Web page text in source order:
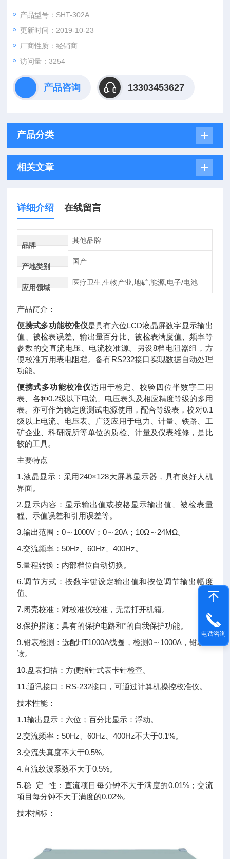
产品型号：SHT-302A
更新时间：2019-10-23
厂商性质：经销商
访问量：3254
产品咨询 13303453627
产品分类
相关文章
详细介绍 在线留言
品牌
其他品牌
产地类别
国产
应用领域
医疗卫生,生物产业,地矿,能源,电子/电池
产品简介：
便携式多功能校准仪是具有六位LCD液晶屏数字显示输出
值、被检表误差、输出量百分比、被检表满度值、频率等
参数的交直流电压、电流校准源。另设8档电阻器组，方
便校准万用表电阻档。备有RS232接口实现数据自动处理
功能。
便携式多功能校准仪适用于检定、校验四位半数字三用
表、各种0.2级以下电流、电压表头及相应精度等级的多用
表。亦可作为稳定度测试电源使用，配合等级表，校对0.1
级以上电流、电压表。广泛应用于电力、计量、铁路、工
矿企业、科研院所等单位的质检、计量及仪表维修，是比
较的工具。
主要特点
1.液晶显示：采用240×128大屏幕显示器，具有良好人机
界面。
2.显示内容：显示输出值或按格显示输出值、被检表量
程、示值误差和引用误差等。
3.输出范围：0～1000V；0～20A；10Ω～24MΩ。
4.交流频率：50Hz、60Hz、400Hz。
5.量程转换：内部档位自动切换。
6.调节方式：按数字键设定输出值和按位调节输出幅度
值。
7.闭壳校准：对校准仪校准，无需打开机箱。
8.保护措施：具有的保护电路和*的自我保护功能。
9.钳表检测：选配HT1000A线圈，检测0～1000A，钳表直
读。
10.盘表扫描：方便指针式表卡针检查。
11.通讯接口：RS-232接口，可通过计算机操控校准仪。
技术性能：
1.1输出显示：六位；百分比显示：浮动。
2.交流频率：50Hz、60Hz、400Hz不大于0.1%。
3.交流失真度不大于0.5%。
4.直流纹波系数不大于0.5%。
5.稳 定 性：直流项目每分钟不大于满度的0.01%；交流
项目每分钟不大于满度的0.02%。
技术指标：
电话咨询